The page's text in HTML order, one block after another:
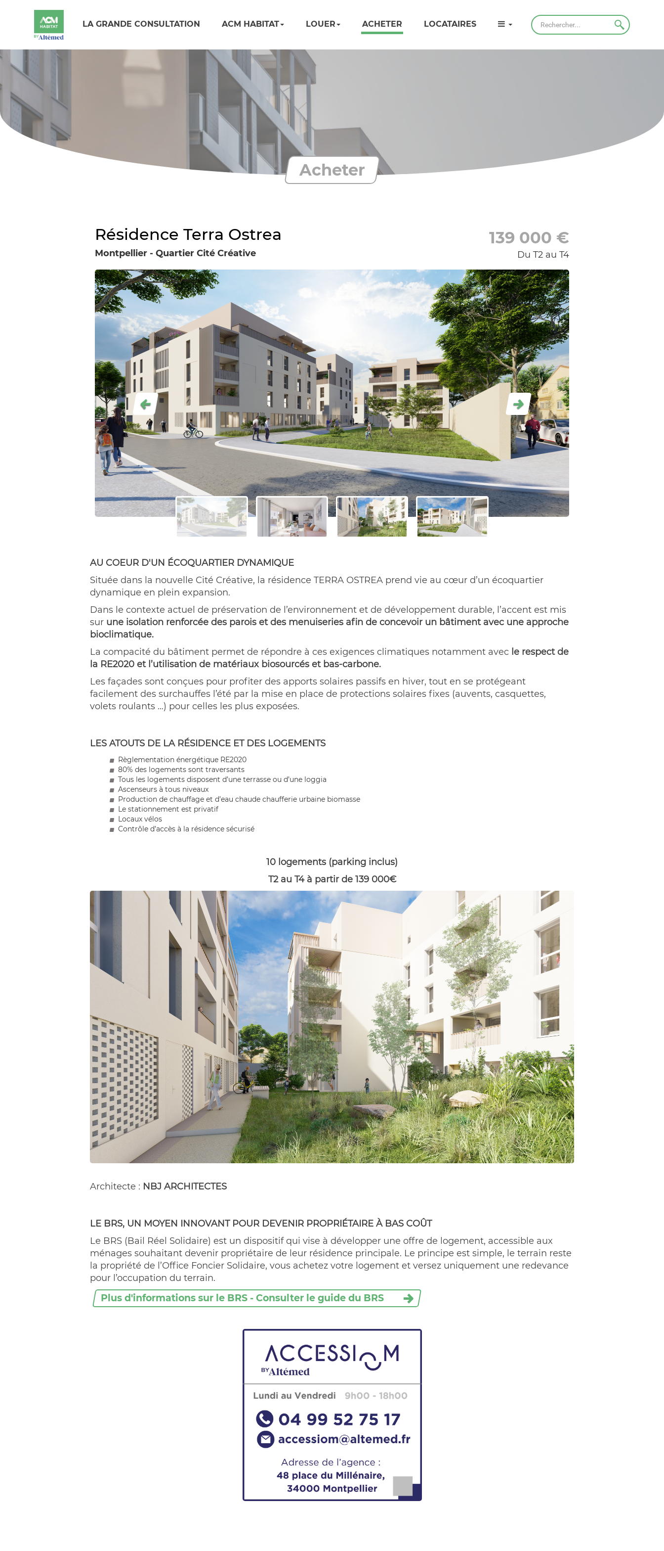
LA GRANDE CONSULTATION ACM HABITAT LOUER ACHETER LOCATAIRES Rechercher
Acheter
Résidence Terra Ostrea
Montpellier - Quartier Cité Créative
139 000 €
Du T2 au T4
Précédent Suivant
AU COEUR D'UN ÉCOQUARTIER DYNAMIQUE
Située dans la nouvelle Cité Créative, la résidence TERRA OSTREA prend vie au cœur d’un écoquartier
dynamique en plein expansion.
Dans le contexte actuel de préservation de l’environnement et de développement durable, l’accent est mis
sur une isolation renforcée des parois et des menuiseries afin de concevoir un bâtiment avec une approche
bioclimatique.
La compacité du bâtiment permet de répondre à ces exigences climatiques notamment avec le respect de
la RE2020 et l’utilisation de matériaux biosourcés et bas-carbone.
Les façades sont conçues pour profiter des apports solaires passifs en hiver, tout en se protégeant
facilement des surchauffes l’été par la mise en place de protections solaires fixes (auvents, casquettes,
volets roulants …) pour celles les plus exposées.
LES ATOUTS DE LA RÉSIDENCE ET DES LOGEMENTS
Règlementation énergétique RE2020
80% des logements sont traversants
Tous les logements disposent d’une terrasse ou d’une loggia
Ascenseurs à tous niveaux
Production de chauffage et d’eau chaude chaufferie urbaine biomasse
Le stationnement est privatif
Locaux vélos
Contrôle d’accès à la résidence sécurisé
10 logements (parking inclus)
T2 au T4 à partir de 139 000€
Architecte : NBJ ARCHITECTES
LE BRS, UN MOYEN INNOVANT POUR DEVENIR PROPRIÉTAIRE À BAS COÛT
Le BRS (Bail Réel Solidaire) est un dispositif qui vise à développer une offre de logement, accessible aux
ménages souhaitant devenir propriétaire de leur résidence principale. Le principe est simple, le terrain reste
la propriété de l’Office Foncier Solidaire, vous achetez votre logement et versez uniquement une redevance
pour l’occupation du terrain.
Plus d'informations sur le BRS - Consulter le guide du BRS